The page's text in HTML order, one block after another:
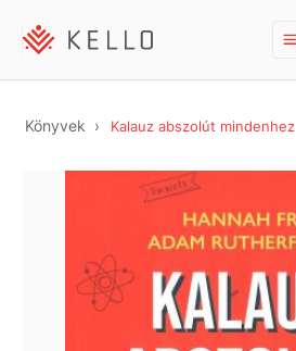
Könyvek Kalauz abszolút mindenhez